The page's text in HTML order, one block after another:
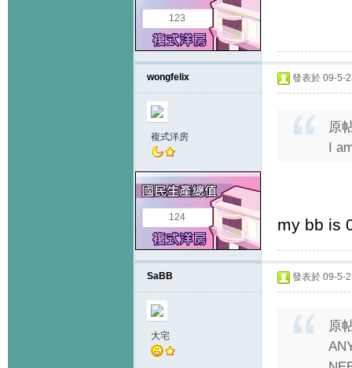
123
wongfelix
複式洋房
124
發表於 09-5-
原
I
my bb is
SaBB
大宅
發表於 09-5-
原